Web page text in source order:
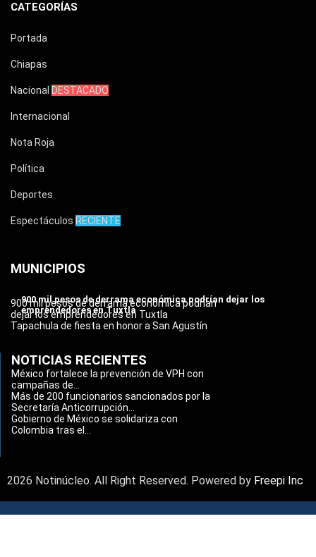
CATEGORÍAS
Portada
Chiapas
Nacional DESTACADO
Internacional
Nota Roja
Política
Deportes
Espectáculos RECIENTE
MUNICIPIOS
900 mil pesos de derrama económica podrían dejar los
emprendedores en Tuxtla
900 mil pesos de derrama económica podrían
dejar los emprendedores en Tuxtla
Tapachula de fiesta en honor a San Agustín
NOTICIAS RECIENTES
México fortalece la prevención de VPH con
campañas de...
Más de 200 funcionarios sancionados por la
Secretaría Anticorrupción...
Gobierno de México se solidariza con
Colombia tras el...
2026 Notinúcleo. All Right Reserved. Powered by Freepi Inc